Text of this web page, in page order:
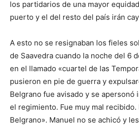
los partidarios de una mayor
puerto y el del resto del país irán
A esto no se resignaban los fieles
de Saavedra cuando la noche del 6
en el llamado «cuartel de las
pusieron en pie de guerra y
Belgrano fue avisado y se apersonó
el regimiento. Fue muy mal recibido.
Belgrano». Manuel no se achicó y